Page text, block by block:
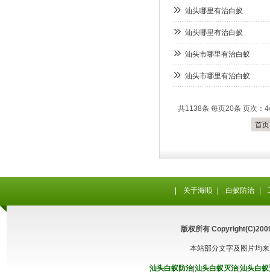
汕头哪里有治白蚁
汕头哪里有治白蚁
汕头市哪里有治白蚁
汕头市哪里有治白蚁
共1138条 每页20条 页次：
首页
关于海顺 白蚁防治
版权所有
本站部分文字及图片均
汕头白蚁防治|汕头白蚁灭治|汕头白